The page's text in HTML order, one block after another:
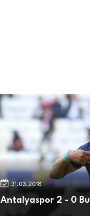
31.03.2018
Antalyaspor 2 - 0